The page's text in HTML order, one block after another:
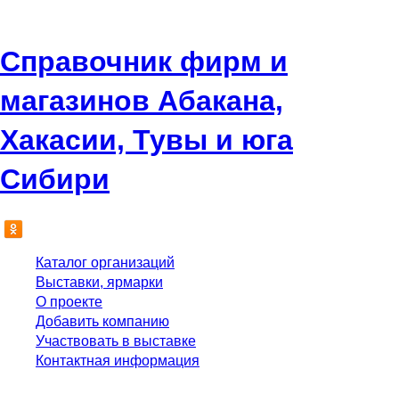
Справочник фирм и
магазинов Абакана,
Хакасии, Тувы и юга
Сибири
Каталог организаций
Выставки, ярмарки
О проекте
Добавить компанию
Участвовать в выставке
Контактная информация